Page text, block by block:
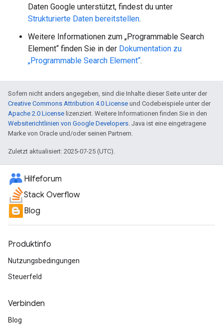
Daten Google unterstützt, findest du unter
Strukturierte Daten bereitstellen.
Weitere Informationen zum „Programmable Search
Element“ finden Sie in der Dokumentation zu
„Programmable Search Element“.
Sofern nicht anders angegeben, sind die Inhalte dieser Seite unter der
Creative Commons Attribution 4.0 License und Codebeispiele unter der
Apache 2.0 License lizenziert. Weitere Informationen finden Sie in den
Websiterichtlinien von Google Developers . Java ist eine eingetragene
Marke von Oracle und/oder seinen Partnern.
Zuletzt aktualisiert: 2025-07-25 (UTC).
Hilfeforum
Stack Overflow
Blog
Produktinfo
Nutzungsbedingungen
Steuerfeld
Verbinden
Blog